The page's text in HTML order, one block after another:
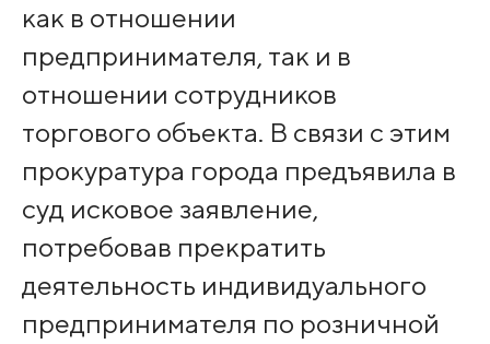
как в отношении
предпринимателя, так и в
отношении сотрудников
торгового объекта. В связи с этим
прокуратура города предъявила в
суд исковое заявление,
потребовав прекратить
деятельность индивидуального
предпринимателя по розничной